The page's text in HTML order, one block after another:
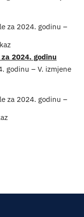
za 2024. godinu –
2024. godinu
godinu – V. izmjene
za 2024. godinu –